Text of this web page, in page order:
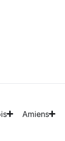
Amiens